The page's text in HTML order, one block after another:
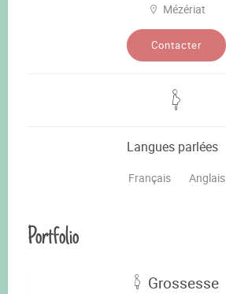
Mézériat
Contacter
Langues parlées
Français Anglais
Portfolio
Grossesse